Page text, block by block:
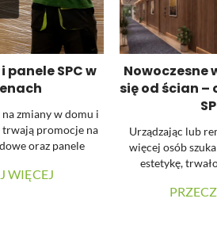
panele SPC w
zmiany w domu i
promocje na
oraz panele
możesz skorzystać z
WIĘCEJ
Nowoczesne
się od ścian –
Urządzając lub
więcej osób
estetykę,
się panele